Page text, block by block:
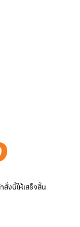
งนี้ให้เสร็จสิ้น